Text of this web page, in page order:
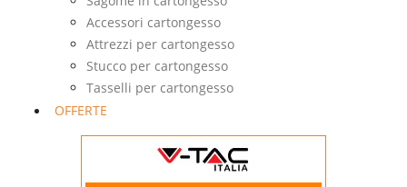
Accessori cartongesso
Attrezzi per cartongesso
Stucco per cartongesso
Tasselli per cartongesso
OFFERTE